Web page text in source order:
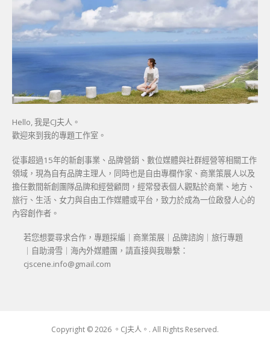
Hello, 我是CJ夫人。
歡迎來到我的專題工作室。
從事超過15年的新創事業、品牌營銷、數位媒體與社群經營等相關工作
領域，現為自有品牌主理人，同時也是自由專欄作家、商業策展人以及
擔任數間新創團隊品牌和經營顧問，經常發表個人觀點於商業、地方、
旅行、生活、女力與自由工作媒體或平台，致力於成為一位啟發人心的
內容創作者。
若您想要尋求合作，專題採編｜商業策展｜品牌諮詢｜旅行專題
｜自助滑雪｜海內外媒體團，請直接與我聯繫：
cjscene.info@gmail.com
Copyright © 2026 。CJ夫人。. All Rights Reserved.